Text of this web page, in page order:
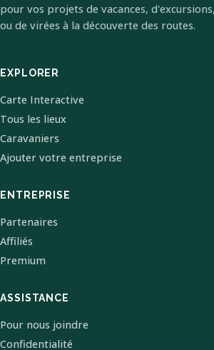
pour vos projets de vacances,
ou de virées à la découverte des routes.
EXPLORER
Carte Interactive
Tous les lieux
Caravaniers
Ajouter votre entreprise
ENTREPRISE
Partenaires
Affiliés
Premium
ASSISTANCE
Pour nous joindre
Confidentialité